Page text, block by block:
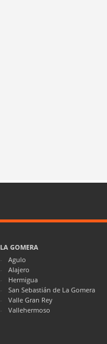
LA GOMERA
Agulo
Alajero
Hermigua
San Sebastián de La Gomera
Valle Gran Rey
Vallehermoso